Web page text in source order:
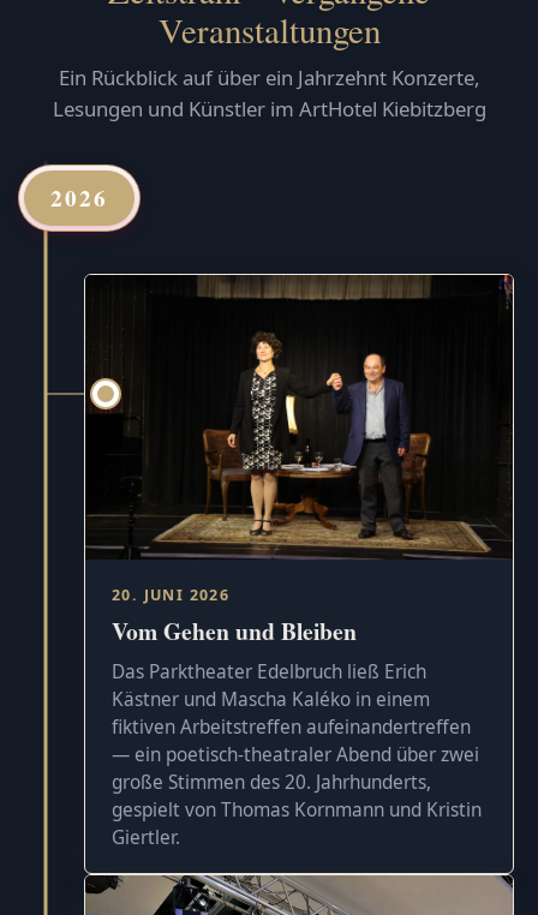
Veranstaltungen
Ein Rückblick auf über ein Jahrzehnt Konzerte,
Lesungen und Künstler im ArtHotel Kiebitzberg
2026
20. JUNI 2026
Vom Gehen und Bleiben
Das Parktheater Edelbruch ließ Erich
Kästner und Mascha Kaléko in einem
fiktiven Arbeitstreffen aufeinandertreffen
— ein poetisch-theatraler Abend über zwei
große Stimmen des 20. Jahrhunderts,
gespielt von Thomas Kornmann und Kristin
Giertler.